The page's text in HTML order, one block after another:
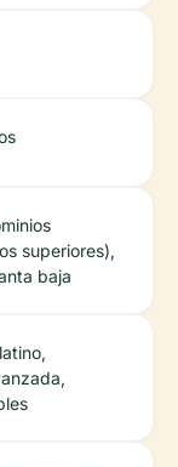
superiores),
baja